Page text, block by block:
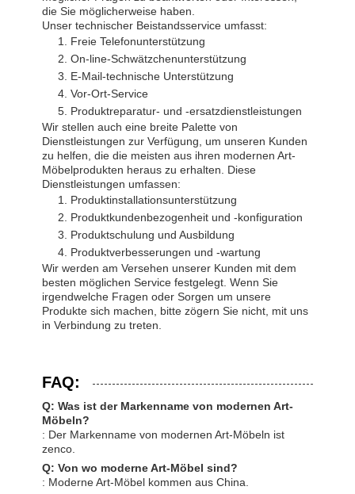
die Sie möglicherweise haben.
Unser technischer Beistandsservice umfasst:
Freie Telefonunterstützung
On-line-Schwätzchenunterstützung
E-Mail-technische Unterstützung
Vor-Ort-Service
Produktreparatur- und -ersatzdienstleistungen
Wir stellen auch eine breite Palette von
Dienstleistungen zur Verfügung, um unseren Kunden
zu helfen, die die meisten aus ihren modernen Art-
Möbelprodukten heraus zu erhalten. Diese
Dienstleistungen umfassen:
Produktinstallationsunterstützung
Produktkundenbezogenheit und -konfiguration
Produktschulung und Ausbildung
Produktverbesserungen und -wartung
Wir werden am Versehen unserer Kunden mit dem
besten möglichen Service festgelegt. Wenn Sie
irgendwelche Fragen oder Sorgen um unsere
Produkte sich machen, bitte zögern Sie nicht, mit uns
in Verbindung zu treten.
FAQ:
Q: Was ist der Markenname von modernen Art-
Möbeln?
: Der Markenname von modernen Art-Möbeln ist
zenco.
Q: Von wo moderne Art-Möbel sind?
: Moderne Art-Möbel kommen aus China.